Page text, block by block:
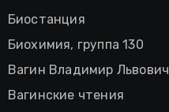
Биостанция
Биохимия, группа 130
Вагин Владимир Львович
Вагинские чтения